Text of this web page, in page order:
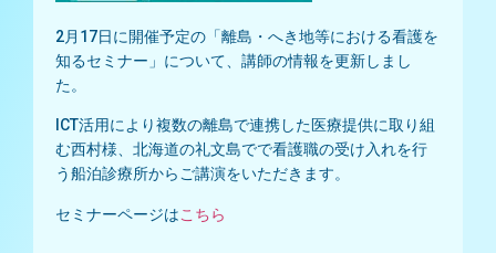
2月17日に開催予定の「離島・へき地等における看護を
知るセミナー」について、講師の情報を更新しまし
た。
ICT活用により複数の離島で連携した医療提供に取り組
む西村様、北海道の礼文島でで看護職の受け入れを行
う船泊診療所からご講演をいただきます。
セミナーページはこちら